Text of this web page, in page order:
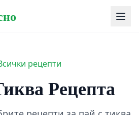
рецепти
Рецепта